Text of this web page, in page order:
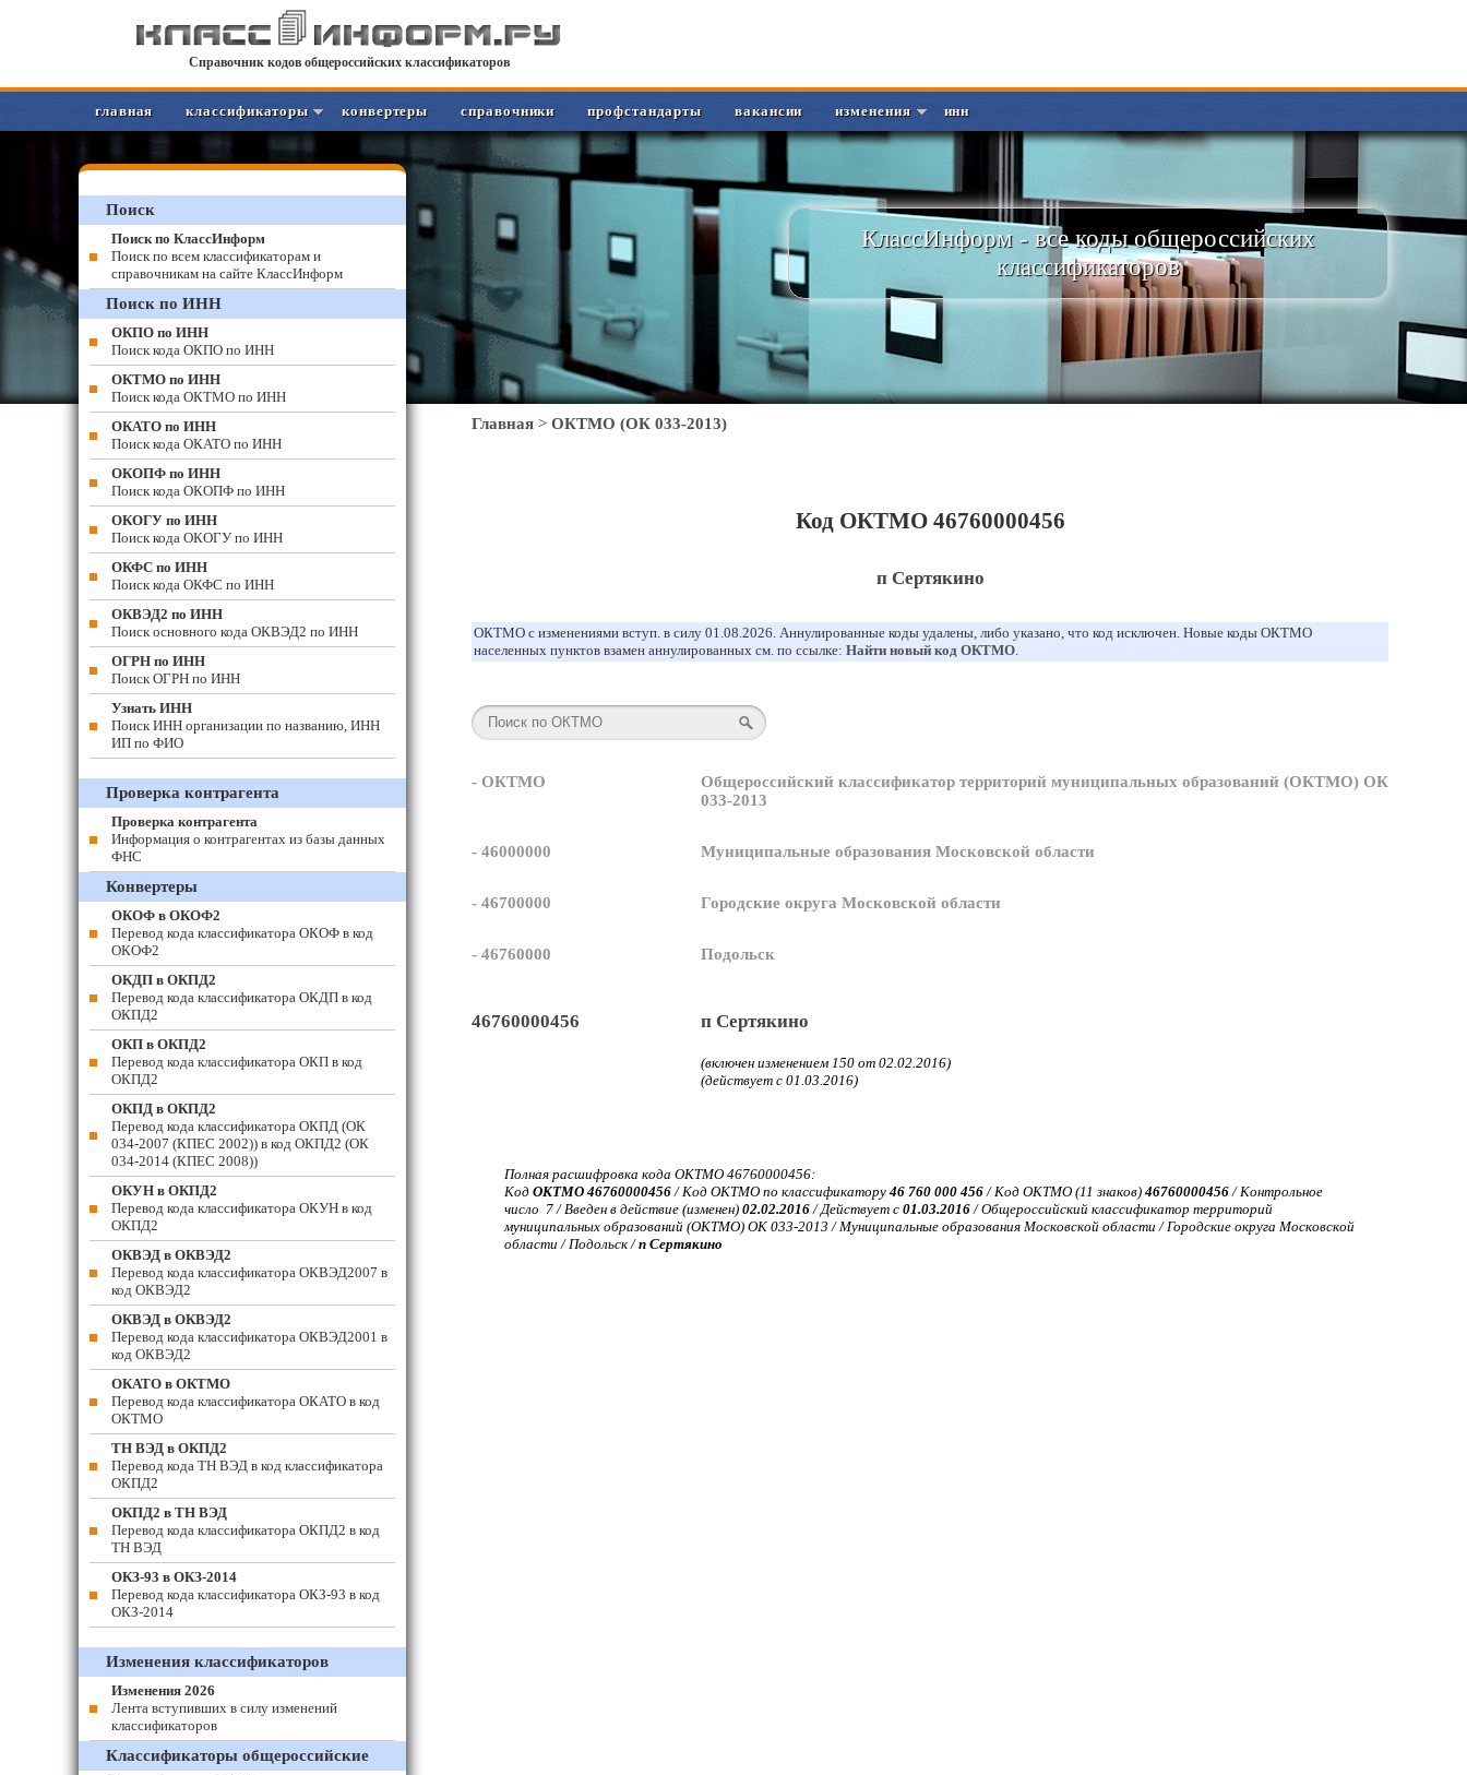
Справочник кодов общероссийских классификаторов
главная классификаторы конвертеры справочники профстандарты вакансии изменения инн
КлассИнформ - все коды общероссийских
классификаторов
Главная > ОКТМО (ОК 033-2013)
Код ОКТМО 46760000456
п Сертякино
ОКТМО с изменениями вступ. в силу 01.08.2026. Аннулированные коды удалены, либо указано, что код исключен. Новые коды ОКТМО
населенных пунктов взамен аннулированных см. по ссылке: Найти новый код ОКТМО.
- ОКТМО
Общероссийский классификатор территорий муниципальных образований (ОКТМО) ОК
033-2013
- 46000000 Муниципальные образования Московской области
- 46700000 Городские округа Московской области
- 46760000 Подольск
46760000456 п Сертякино
(включен изменением 150 от 02.02.2016)
(действует с 01.03.2016)
Полная расшифровка кода ОКТМО 46760000456:
Код ОКТМО 46760000456/ Код ОКТМО по классификатору 46 760 000 456/ Код ОКТМО (11 знаков) 46760000456/ Контрольное
число 7 / Введен в действие (изменен) 02.02.2016/ Действует с 01.03.2016/ Общероссийский классификатор территорий
муниципальных образований (ОКТМО) ОК 033-2013 / Муниципальные образования Московской области / Городские округа Московской
области / Подольск /п Сертякино
Поиск
Поиск по КлассИнформ
Поиск по всем классификаторам и
справочникам на сайте КлассИнформ
Поиск по ИНН
ОКПО по ИНН
Поиск кода ОКПО по ИНН
ОКТМО по ИНН
Поиск кода ОКТМО по ИНН
ОКАТО по ИНН
Поиск кода ОКАТО по ИНН
ОКОПФ по ИНН
Поиск кода ОКОПФ по ИНН
ОКОГУ по ИНН
Поиск кода ОКОГУ по ИНН
ОКФС по ИНН
Поиск кода ОКФС по ИНН
ОКВЭД2 по ИНН
Поиск основного кода ОКВЭД2 по ИНН
ОГРН по ИНН
Поиск ОГРН по ИНН
Узнать ИНН
Поиск ИНН организации по названию, ИНН
ИП по ФИО
Проверка контрагента
Проверка контрагента
Информация о контрагентах из базы данных
ФНС
Конвертеры
ОКОФ в ОКОФ2
Перевод кода классификатора ОКОФ в код
ОКОФ2
ОКДП в ОКПД2
Перевод кода классификатора ОКДП в код
ОКПД2
ОКП в ОКПД2
Перевод кода классификатора ОКП в код
ОКПД2
ОКПД в ОКПД2
Перевод кода классификатора ОКПД (ОК
034-2007 (КПЕС 2002)) в код ОКПД2 (ОК
034-2014 (КПЕС 2008))
ОКУН в ОКПД2
Перевод кода классификатора ОКУН в код
ОКПД2
ОКВЭД в ОКВЭД2
Перевод кода классификатора ОКВЭД2007 в
код ОКВЭД2
ОКВЭД в ОКВЭД2
Перевод кода классификатора ОКВЭД2001 в
код ОКВЭД2
ОКАТО в ОКТМО
Перевод кода классификатора ОКАТО в код
ОКТМО
ТН ВЭД в ОКПД2
Перевод кода ТН ВЭД в код классификатора
ОКПД2
ОКПД2 в ТН ВЭД
Перевод кода классификатора ОКПД2 в код
ТН ВЭД
ОКЗ-93 в ОКЗ-2014
Перевод кода классификатора ОКЗ-93 в код
ОКЗ-2014
Изменения классификаторов
Изменения 2026
Лента вступивших в силу изменений
классификаторов
Классификаторы общероссийские